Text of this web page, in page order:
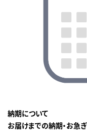
納期について
お届けまでの納期・お急